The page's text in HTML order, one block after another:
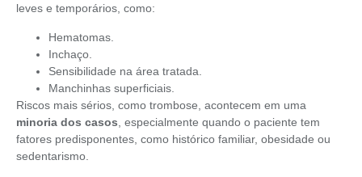
leves e temporários, como:
Hematomas.
Inchaço.
Sensibilidade na área tratada.
Manchinhas superficiais.
Riscos mais sérios, como trombose, acontecem em uma
minoria dos casos , especialmente quando o paciente tem
fatores predisponentes, como histórico familiar, obesidade ou
sedentarismo.